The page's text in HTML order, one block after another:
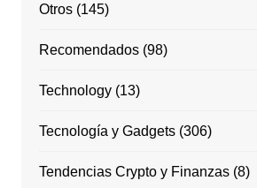
Otros(145)
Recomendados(98)
Technology(13)
Tecnología y Gadgets(306)
Tendencias Crypto y Finanzas(8)